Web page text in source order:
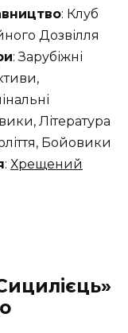
: Клуб
Дозвілля
: Зарубіжні
Література
Бойовики
: Хрещений